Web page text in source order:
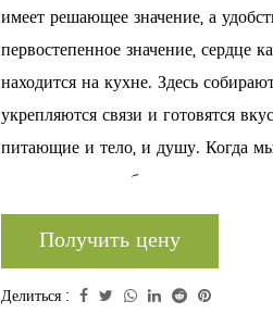
имеет решающее значение, а
первостепенное значение, сердце
находится на кухне. Здесь
укрепляются связи и готовятся
питающие и тело, и душу. Когда
путешествие, чтобы расширить
впечатления и наполнить наши
счастьем, инновационная двойная
умного дома становится маяком
практичности, переопределяя то,
Получить цену
Делиться :